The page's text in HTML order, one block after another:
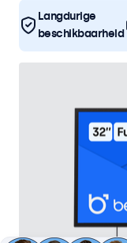
Langdurige
beschikbaarheid